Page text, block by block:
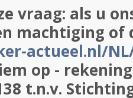
vraag: als u
machtiging of
actueel.nl/
op -
t.n.v.